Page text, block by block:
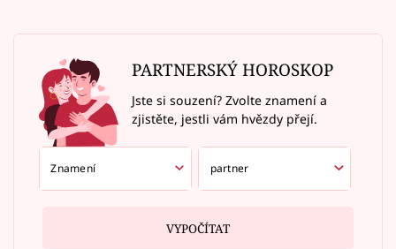
PARTNERSKÝ HOROSKOP
Jste si souzení? Zvolte znamení a
zjistěte, jestli vám hvězdy přejí.
VYPOČÍTAT